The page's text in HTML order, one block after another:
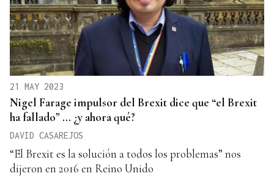
21 MAY 2023
Nigel Farage impulsor del Brexit dice que “el Brexit
ha fallado” … ¿y ahora qué?
DAVID CASAREJOS
“El Brexit es la solución a todos los problemas” nos
dijeron en 2016 en Reino Unido